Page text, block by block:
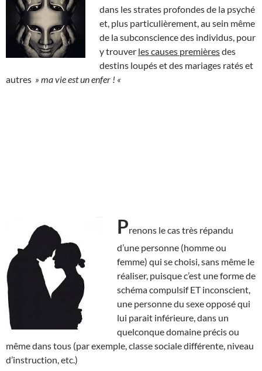
dans les strates profondes de la psyché
et, plus particulièrement, au sein même
de la subconscience des individus, pour
y trouver les causes premièresdes
destins loupés et des mariages ratés et
autres » ma vie est un enfer ! «
Prenons le cas très répandu
d’une personne (homme ou
femme) qui se choisi, sans même le
réaliser, puisque c’est une forme de
schéma compulsif ET inconscient,
une personne du sexe opposé qui
lui parait inférieure, dans un
quelconque domaine précis ou
même dans tous (par exemple, classe sociale différente, niveau
d’instruction, etc.)